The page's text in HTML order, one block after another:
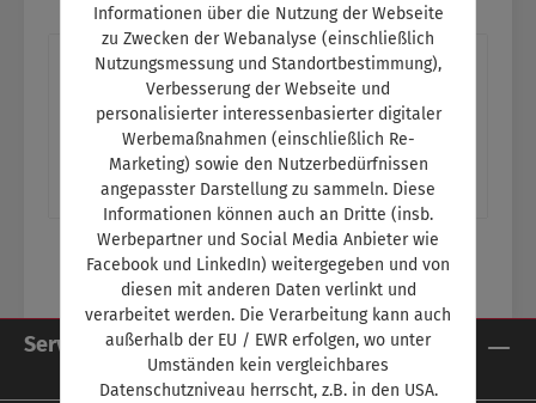
Beschreibung
Europas EliteBei den Euroskills 2025
erkämpfte sich der deutsche Kfz-
Mechatroniker Silber Ein Thema im
Schulungsteil:- Das F…Mehr
Service-Hotline
Informationen über die Nutzung der Webseite
zu Zwecken der Webanalyse (einschließlich
Nutzungsmessung und Standortbestimmung),
Verbesserung der Webseite und
personalisierter interessenbasierter digitaler
Werbemaßnahmen (einschließlich Re-
Marketing) sowie den Nutzerbedürfnissen
angepasster Darstellung zu sammeln. Diese
Informationen können auch an Dritte (insb.
Werbepartner und Social Media Anbieter wie
Facebook und LinkedIn) weitergegeben und von
diesen mit anderen Daten verlinkt und
verarbeitet werden. Die Verarbeitung kann auch
außerhalb der EU / EWR erfolgen, wo unter
Umständen kein vergleichbares
Datenschutzniveau herrscht, z.B. in den USA.